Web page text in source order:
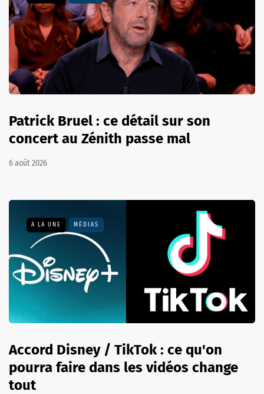
Patrick Bruel : ce détail sur son
concert au Zénith passe mal
6 août 2026
A LA UNE MÉDIAS
Accord Disney / TikTok : ce qu'on
pourra faire dans les vidéos change
tout